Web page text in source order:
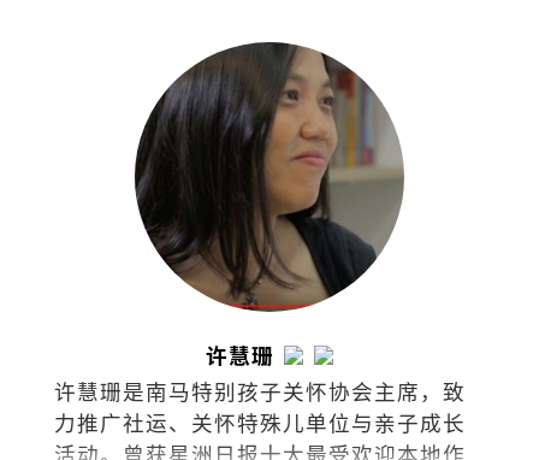
许慧珊
许慧珊是南马特别孩子关怀协会主席，致
力推广社运、关怀特殊儿单位与亲子成长
活动。曾获星洲日报十大最受欢迎本地作